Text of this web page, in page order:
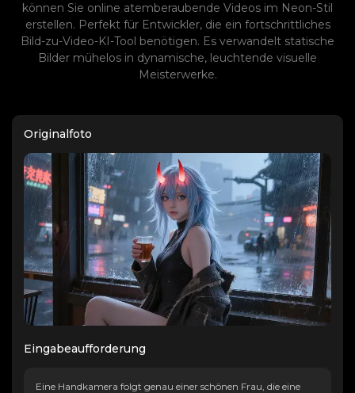
können Sie online atemberaubende Videos im Neon-Stil
erstellen. Perfekt für Entwickler, die ein fortschrittliches
Bild-zu-Video-KI-Tool benötigen. Es verwandelt statische
Bilder mühelos in dynamische, leuchtende visuelle
Meisterwerke.
Originalfoto
Eingabeaufforderung
Eine Handkamera folgt genau einer schönen Frau, die eine